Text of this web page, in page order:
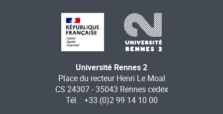
Université Rennes 2
Place du recteur Henri Le Moal
CS 24307 - 35043 Rennes cedex
Tél. : +33 (0)2 99 14 10 00